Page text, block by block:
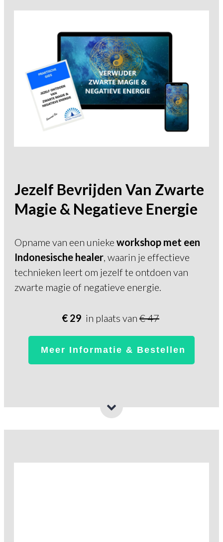
Jezelf Bevrijden Van Zwarte
Magie & Negatieve Energie
Opname van een unieke workshop met een
Indonesische healer, waarin je effectieve
technieken leert om jezelf te ontdoen van
zwarte magie of negatieve energie.
€ 29 in plaats van € 47
Meer Informatie & Bestellen